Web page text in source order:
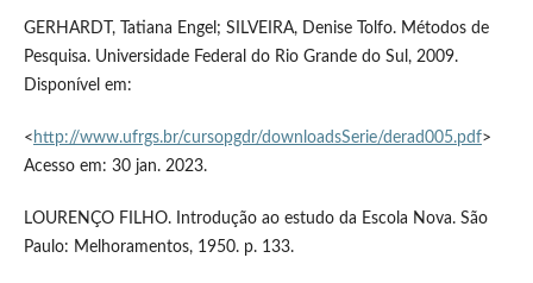
GERHARDT, Tatiana Engel; SILVEIRA, Denise Tolfo. Métodos de
Pesquisa. Universidade Federal do Rio Grande do Sul, 2009.
Disponível em:
< http://www.ufrgs.br/cursopgdr/downloadsSerie/derad005.pdf>
Acesso em: 30 jan. 2023.
LOURENÇO FILHO. Introdução ao estudo da Escola Nova. São
Paulo: Melhoramentos, 1950. p. 133.